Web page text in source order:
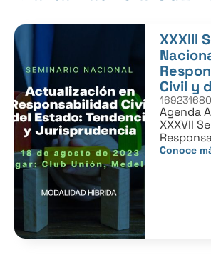
XXXIII
Civil y
Agenda
XXXVII
Conoce